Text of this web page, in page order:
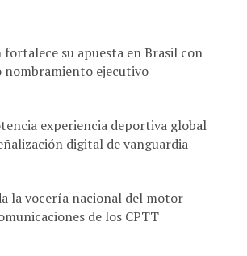
fortalece su apuesta en Brasil con
nombramiento ejecutivo
experiencia deportiva global
digital de vanguardia
la vocería nacional del motor
de los CPTT